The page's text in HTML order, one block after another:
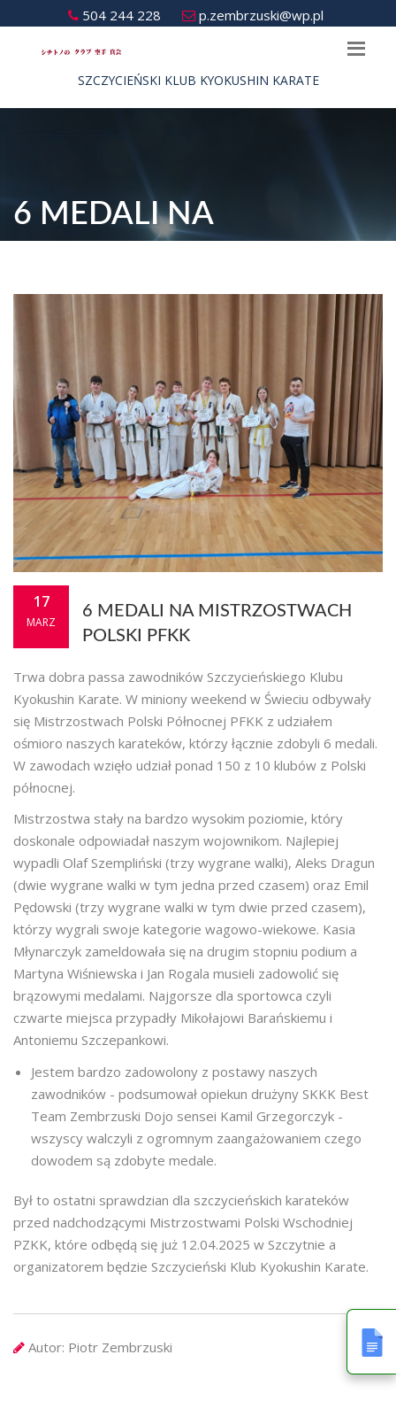
504 244 228 p.zembrzuski@wp.pl
SZCZYCIEŃSKI KLUB KYOKUSHIN KARATE
6 MEDALI NA
POLSKI PFKK
17
MARZ
6 MEDALI NA MISTRZOSTWACH
POLSKI PFKK
Trwa dobra passa zawodników Szczycieńskiego Klubu
Kyokushin Karate. W miniony weekend w Świeciu odbywały
się Mistrzostwach Polski Północnej PFKK z udziałem
ośmioro naszych karateków, którzy łącznie zdobyli 6 medali.
W zawodach wzięło udział ponad 150 z 10 klubów z Polski
północnej.
Mistrzostwa stały na bardzo wysokim poziomie, który
doskonale odpowiadał naszym wojownikom. Najlepiej
wypadli Olaf Szempliński (trzy wygrane walki), Aleks Dragun
(dwie wygrane walki w tym jedna przed czasem) oraz Emil
Pędowski (trzy wygrane walki w tym dwie przed czasem),
którzy wygrali swoje kategorie wagowo-wiekowe. Kasia
Młynarczyk zameldowała się na drugim stopniu podium a
Martyna Wiśniewska i Jan Rogala musieli zadowolić się
brązowymi medalami. Najgorsze dla sportowca czyli
czwarte miejsca przypadły Mikołajowi Barańskiemu i
Antoniemu Szczepankowi.
Jestem bardzo zadowolony z postawy naszych
zawodników - podsumował opiekun drużyny SKKK Best
Team Zembrzuski Dojo sensei Kamil Grzegorczyk -
wszyscy walczyli z ogromnym zaangażowaniem czego
dowodem są zdobyte medale.
Był to ostatni sprawdzian dla szczycieńskich karateków
przed nadchodzącymi Mistrzostwami Polski Wschodniej
PZKK, które odbędą się już 12.04.2025 w Szczytnie a
organizatorem będzie Szczycieński Klub Kyokushin Karate.
Autor: Piotr Zembrzuski